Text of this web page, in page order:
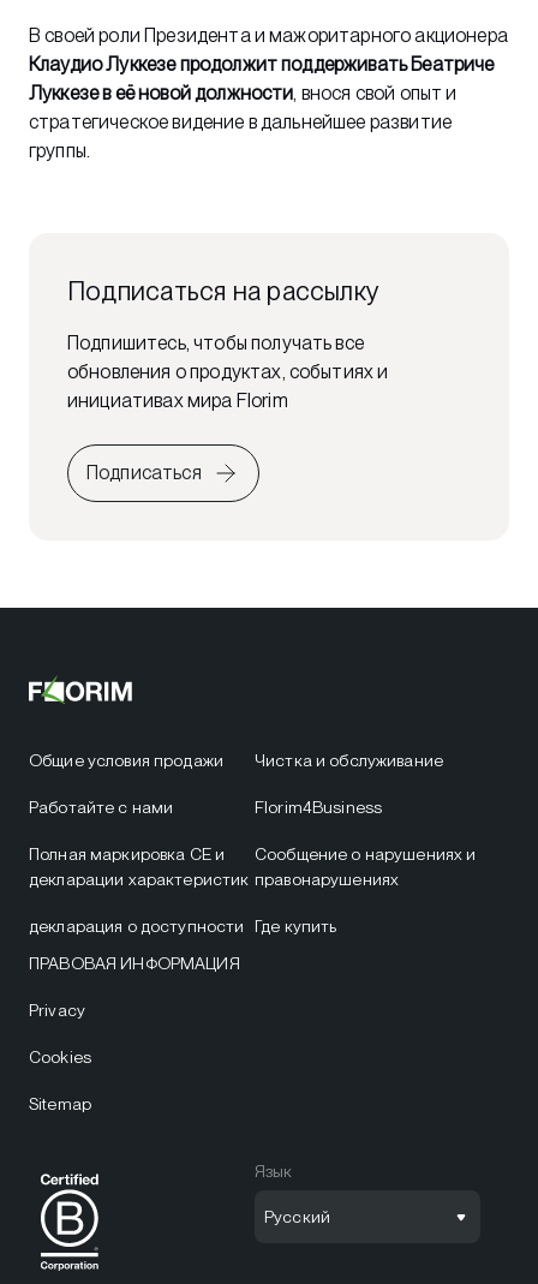
В своей роли Президента и мажоритарного акционера
Клаудио Луккезе продолжит поддерживать Беатриче
Луккезе в её новой должности, внося свой опыт и
стратегическое видение в дальнейшее развитие
группы.
Подписаться на рассылку
Подпишитесь, чтобы получать все
обновления о продуктах, событиях и
инициативах мира Florim
Подписаться
Общие условия продажи
Работайте с нами
Полная маркировка CE и
декларации характеристик
декларация о доступности
Чистка и обслуживание
Florim4Business
Сообщение о нарушениях и
правонарушениях
Где купить
ПРАВОВАЯ ИНФОРМАЦИЯ
Privacy
Cookies
Sitemap
Язык
Русский